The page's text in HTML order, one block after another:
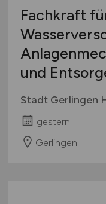
Fachkraft
und
Stadt Gerlingen
gestern
Gerlingen